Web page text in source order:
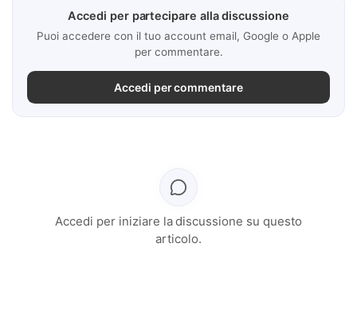
Accedi per partecipare alla discussione
Puoi accedere con il tuo account email, Google o Apple
per commentare.
Accedi per commentare
Accedi per iniziare la discussione su questo
articolo.